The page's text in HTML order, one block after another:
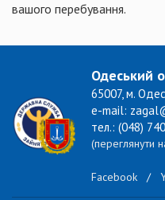
вашого перебування.
Одеський
65007, м.
e-mail:
тел.: (048)
(переглянути
Facebook /